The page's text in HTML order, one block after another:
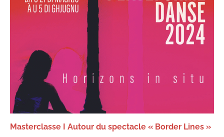
Masterclasse I Autour du spectacle « Border Lines »